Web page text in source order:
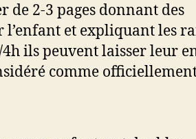
de 2-3 pages donnant des
et expliquant les
4h ils peuvent laisser leur
comme